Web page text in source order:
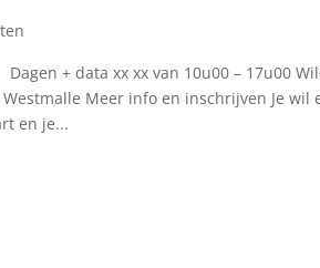
+ data xx xx van 10u00 – 17u00
Meer info en inschrijven Je wil
en je...